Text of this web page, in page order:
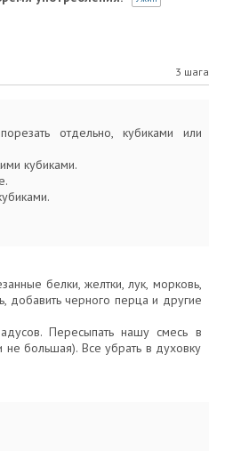
3 шага
отдельно, кубиками или
кубиками.
белки, желтки, лук, морковь,
добавить черного перца и другие
Пересыпать нашу смесь в
большая). Все убрать в духовку